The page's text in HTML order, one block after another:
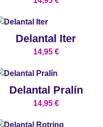
Delantal Iter
14,95 €
Delantal Pralín
14,95 €